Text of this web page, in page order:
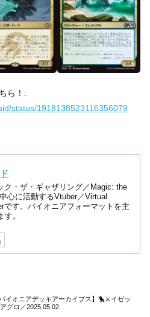
ら！:
status/1918138523116356079
ク・ザ・ギャザリング／Magic: the
心に活動するVtuber／Virtual
です。パイオニアフォーマットを主
す。
パイオニアデッキアーカイブス】🐤⚔イゼッ
アグロ／2025.05.02.